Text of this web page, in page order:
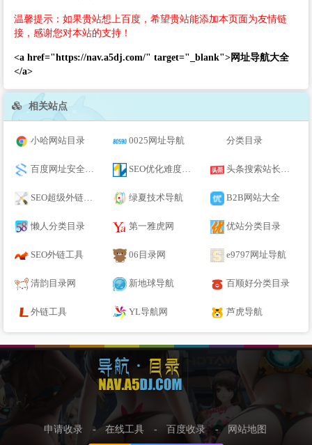
温馨提示：如果贵站想上百度，希望贵站能添加本页面为友情链
接，感谢您对本站的支持！
<a href="https://nav.a5dj.com/" target="_blank">网址导航大全
</a>
相关站点
小哈网站目录 0025网址导航 分类目录
百度网址安全中心 SEO优化难度分析 - 站长工具 头条搜索站长平台
SEO超级外链工具 绿夏技术导航 B2B网站大全
懒人分类目录 第一雅虎网 优站分类目录
SEO外链工具 06目录网 e9797网址导航
清韵目录网 新地球导航 百顺好分类目录
外链工具 YL导航网 芦虎导航
申请收录 - 在线工具 - 百度收录 - 网站地图